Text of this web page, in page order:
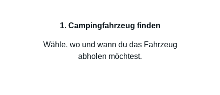
1. Campingfahrzeug finden
Wähle, wo und wann du das Fahrzeug
abholen möchtest.